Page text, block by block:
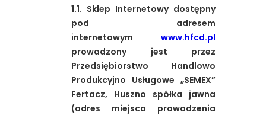
1.1. Sklep Internetowy dostępny
pod adresem
internetowymwww.hfcd.pl
prowadzony jest przez
Przedsiębiorstwo Handlowo
Produkcyjno Usługowe „SEMEX”
Fertacz, Huszno spółka jawna
(adres miejsca prowadzenia